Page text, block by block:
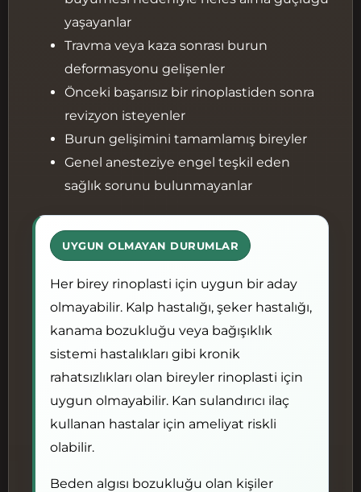
yaşayanlar
Travma veya kaza sonrası burun
deformasyonu gelişenler
Önceki başarısız bir rinoplastiden sonra
revizyon isteyenler
Burun gelişimini tamamlamış bireyler
Genel anesteziye engel teşkil eden
sağlık sorunu bulunmayanlar
UYGUN OLMAYAN DURUMLAR
Her birey rinoplasti için uygun bir aday
olmayabilir. Kalp hastalığı, şeker hastalığı,
kanama bozukluğu veya bağışıklık
sistemi hastalıkları gibi kronik
rahatsızlıkları olan bireyler rinoplasti için
uygun olmayabilir. Kan sulandırıcı ilaç
kullanan hastalar için ameliyat riskli
olabilir.
Beden algısı bozukluğu olan kişiler